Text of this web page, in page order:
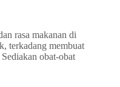
rasa makanan di
terkadang membuat
obat-obat